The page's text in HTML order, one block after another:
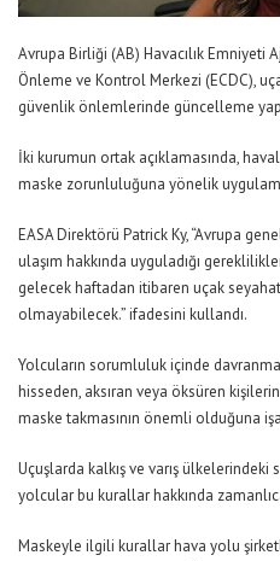
Avrupa Birliği (AB) Havacılık Emniyeti
Önleme ve Kontrol Merkezi (ECDC),
güvenlik önlemlerinde güncelleme
İki kurumun ortak açıklamasında,
maske zorunluluğuna yönelik
EASA Direktörü Patrick Ky, “Avrupa
ulaşım hakkında uyguladığı
gelecek haftadan itibaren uçak
olmayabilecek.” ifadesini kullandı.
Yolcuların sorumluluk içinde
hisseden, aksıran veya öksüren
maske takmasının önemli olduğuna
Uçuşlarda kalkış ve varış ülkelerindeki
yolcular bu kurallar hakkında
Maskeyle ilgili kurallar hava yolu